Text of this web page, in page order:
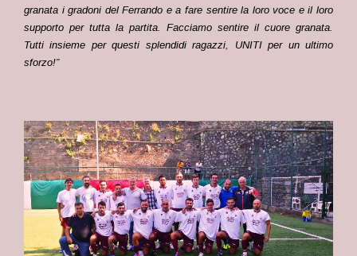
granata i gradoni del Ferrando e a fare sentire la loro voce e il loro
supporto per tutta la partita. Facciamo sentire il cuore granata.
Tutti insieme per questi splendidi ragazzi, UNITI per un ultimo
sforzo!”